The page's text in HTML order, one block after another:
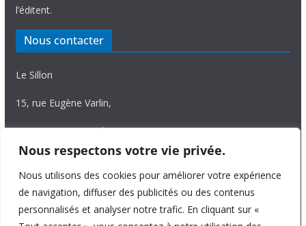
Nous respectons votre vie privée.
Nous utilisons des cookies pour améliorer votre expérience
de navigation, diffuser des publicités ou des contenus
personnalisés et analyser notre trafic. En cliquant sur «
l’éditent.
Nous contacter
Le Sillon
15, rue Eugène Varlin,
87036 Limoges Cedex.
Tél. 05 55 06 14 15
Nous écrire